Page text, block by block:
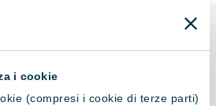
i cookie
(compresi i cookie di terze parti)
per te